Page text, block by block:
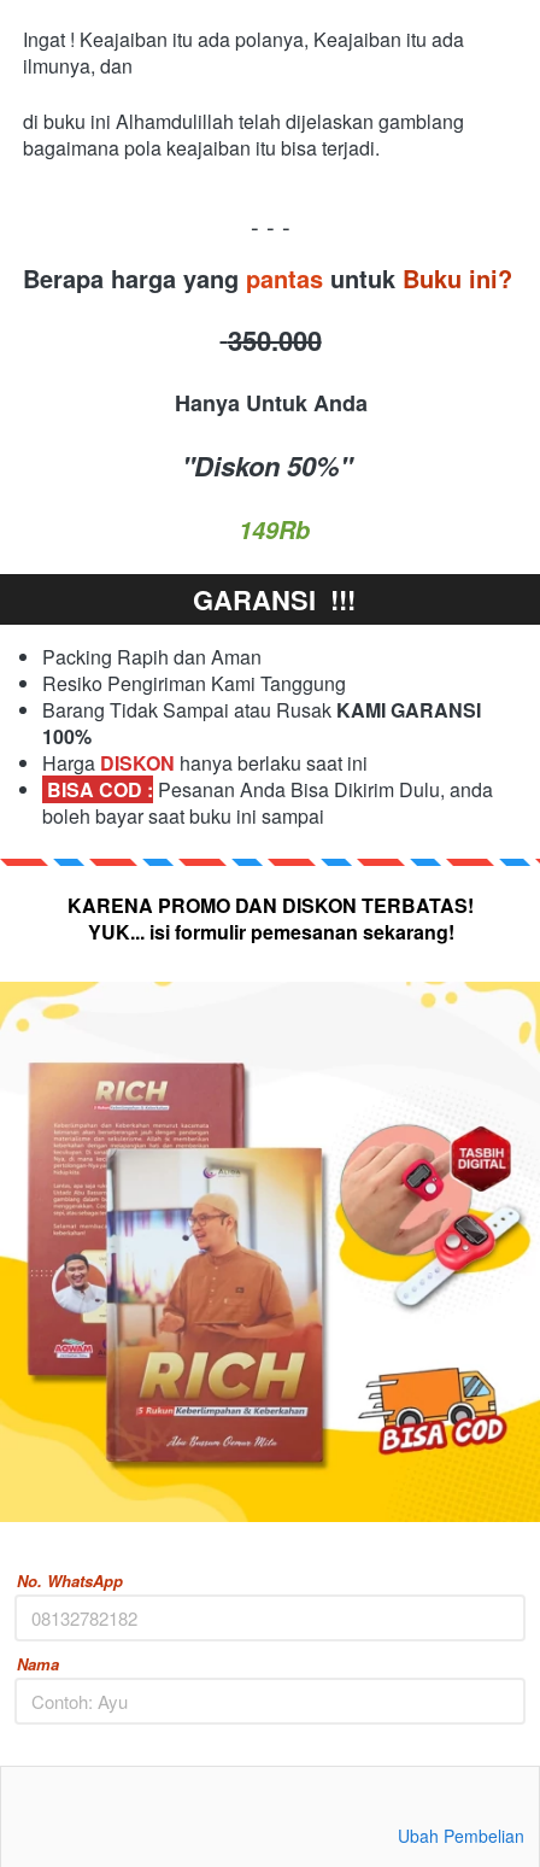
Ingat ! Keajaiban itu ada polanya, Keajaiban itu ada
ilmunya, dan
di buku ini Alhamdulillah telah dijelaskan gamblang
bagaimana pola keajaiban itu bisa terjadi.
- - -
Berapa harga yang pantas untuk
350.000
Hanya Untuk Anda
"Diskon 50%"
149Rb
GARANSI  !!!
Packing Rapih dan Aman
Resiko Pengiriman Kami Tanggung
Barang Tidak Sampai atau Rusak KAMI GARANSI
100%
Harga DISKON hanya berlaku saat ini
BISA COD : Pesanan Anda Bisa Dikirim Dulu, anda
boleh bayar saat buku ini sampai
KARENA PROMO DAN DISKON TERBATAS!
YUK... isi formulir pemesanan sekarang!
No. WhatsApp
Nama
Ubah Pembelian